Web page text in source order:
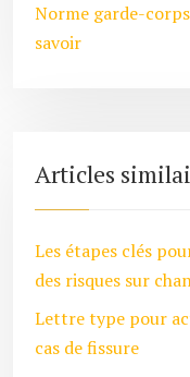
Norme garde-
savoir
Articles
Les étapes clés
des risques sur
Lettre type pour
cas de fissure